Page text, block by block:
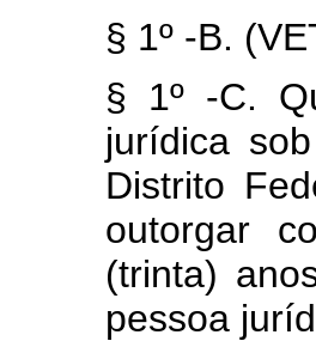
§ 1º -B.
§ 1º -C.
jurídica
Distrito
outorgar
(trinta)
pessoa